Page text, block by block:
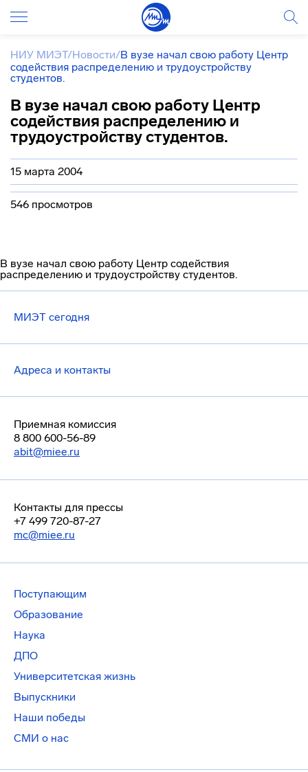
НИУ МИЭТ/Новости/В вузе начал свою работу Центр
содействия распределению и трудоустройству
студентов.
В вузе начал свою работу Центр
содействия распределению и
трудоустройству студентов.
15 марта 2004
546 просмотров
В вузе начал свою работу Центр содействия
распределению и трудоустройству студентов.
МИЭТ сегодня
Адреса и контакты
Приемная комиссия
8 800 600-56-89
abit@miee.ru
Контакты для прессы
+7 499 720-87-27
mc@miee.ru
Поступающим
Образование
Наука
ДПО
Университетская жизнь
Выпускники
Наши победы
СМИ о нас